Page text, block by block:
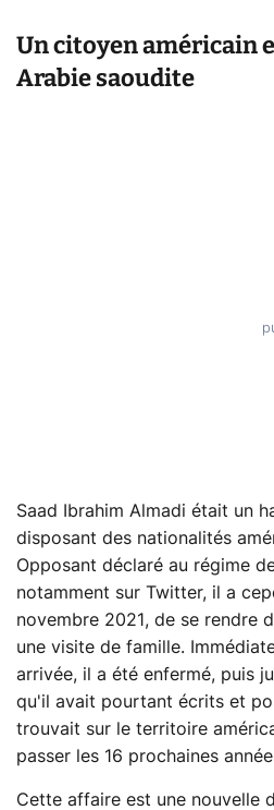
Un citoyen américain
Arabie saoudite
Saad Ibrahim Almadi était un
disposant des nationalités
Opposant déclaré au régime
notamment sur Twitter, il a
novembre 2021, de se rendre
une visite de famille.
arrivée, il a été enfermé, puis
qu'il avait pourtant écrits et
trouvait sur le territoire
passer les 16 prochaines
Cette affaire est une nouvelle